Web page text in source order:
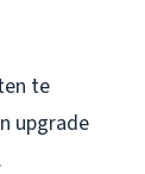
te
upgrade